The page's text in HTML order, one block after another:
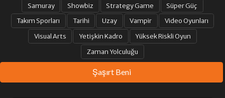
Samuray
Showbiz Strategy Game
Süper Güç
Takım Sporları
Tarihi Uzay Vampir
Video Oyunları
Visual Arts
Yetişkin Kadro
Yüksek Riskli Oyun
Zaman Yolculuğu
Şaşırt Beni